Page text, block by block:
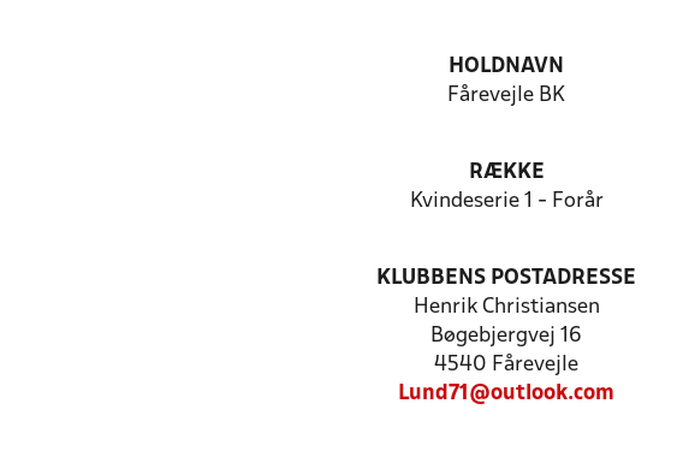
HOLDNAVN
Fårevejle BK
RÆKKE
Kvindeserie 1 - Forår
KLUBBENS POSTADRESSE
Henrik Christiansen
Bøgebjergvej 16
4540 Fårevejle
Lund71@outlook.com